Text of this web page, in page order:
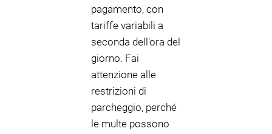
pagamento, con
tariffe variabili a
seconda dell'ora del
giorno. Fai
attenzione alle
restrizioni di
parcheggio, perché
le multe possono